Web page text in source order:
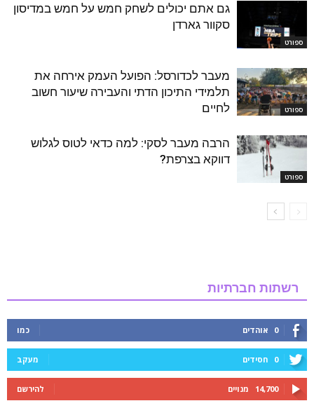
ספורט
גם אתם יכולים לשחק חמש על חמש במדיסון
סקוור גארדן
ספורט
מעבר לכדורסל: הפועל העמק אירחה את
תלמידי התיכון הדתי והעבירה שיעור חשוב
לחיים
ספורט
הרבה מעבר לסקי: למה כדאי לטוס לגלוש
דווקא בצרפת?
רשתות חברתיות
0 אוהדים כמו
0 חסידים מעקב
14,700 מנויים להירשם